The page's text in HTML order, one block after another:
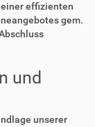
effizienten
gem.
und
unserer